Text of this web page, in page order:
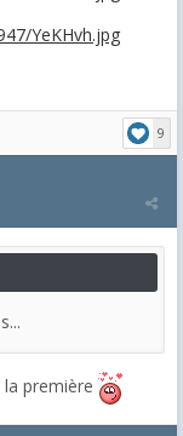
YeKHvh.jpg
9
première